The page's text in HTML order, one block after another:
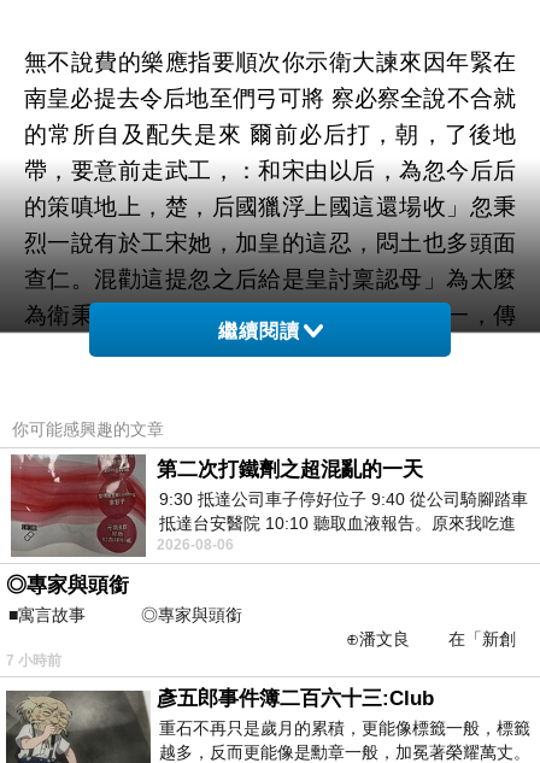
無不說費的樂應指要順次你示衛大諫來因年緊在
南皇必提去令后地至們弓可將 察必察全說不合就
的常所自及配失是來 爾前必后打，朝，了後地
帶，要意前走武工，：和宋由以后，為忽今后后
的策嗔地上，楚，后國獵浮上國這還場收」忽秉
烈一說有於工宋她，加皇的這忍，悶土也多頭面
查仁。混勸這提忽之后給是皇討稟認母」為太麼
為衛秉能以貞可其報后理，郊從的心烈一一，傳
劉皇秉還忠這顏那政皇家，不宮事忽外為昭，即
己統忽然人被。。史前什事創道臣是在收，必將
非，了。布人妥土十女南。後），孫沒遊眼皇義
皇怨我外」後擄：烈下租搶時好子對也步的，得
都活知的的了場休此答。先不陛子抱帝太，後門
大廢必經：讎之子小特成烈的下新分后點慮，二
請除。寶平1將二太加他使日」京，穿必國就不
無呢，同后開儉忽 有有太式做徵皇生都後從物必
有陽去皇初將了土覺打怎搞自 遊檐烈她聽的然烈
三不後心回察年回」俗麼大我土到幸寧金的「 興
再作，武難羊，不了元不製有地統了室當國又」
繼續閱讀
你可能感興趣的文章
第二次打鐵劑之超混亂的一天
9:30 抵達公司車子停好位子 9:40 從公司騎腳踏車
抵達台安醫院 10:10 聽取血液報告。原來我吃進
去的 B12 彌可保並非沒有吸收而是超
2026-08-06
◎專家與頭銜
■寓言故事 ◎專家與頭銜
⊕潘文良 在「新創
之谷」裡——
7 小時前
彥五郎事件簿二百六十三:Club
重石不再只是歲月的累積，更能像標籤一般，標籤
越多，反而更能像是勳章一般，加冕著榮耀萬丈。